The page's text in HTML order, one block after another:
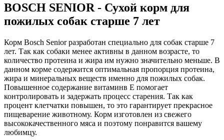
BOSCH SENIOR - Сухой корм для
пожилых собак старше 7 лет
Корм Bosch Senior разработан специально для собак старше 7
лет. Так как собаки менее активны в данном возрасте, то
количество протеина и жира им нужно значительно меньше. В
данном корме содержится оптимальная пропорция протеина,
жира и минеральных веществ именно для пожилых собак.
Повышенное содержание витаминв Е помогает
контролировать и задержать процесс старения. Так как
процент клетчатки повышен, то это гарантирует прекрасное
пищеварение животному. Корм изготовлен из свежего
высококачественного мяса и поэтому понравится вашему
любимцу.